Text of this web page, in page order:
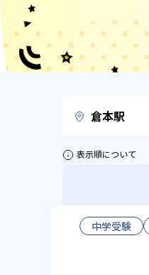
倉本駅
表示順について
中学受験